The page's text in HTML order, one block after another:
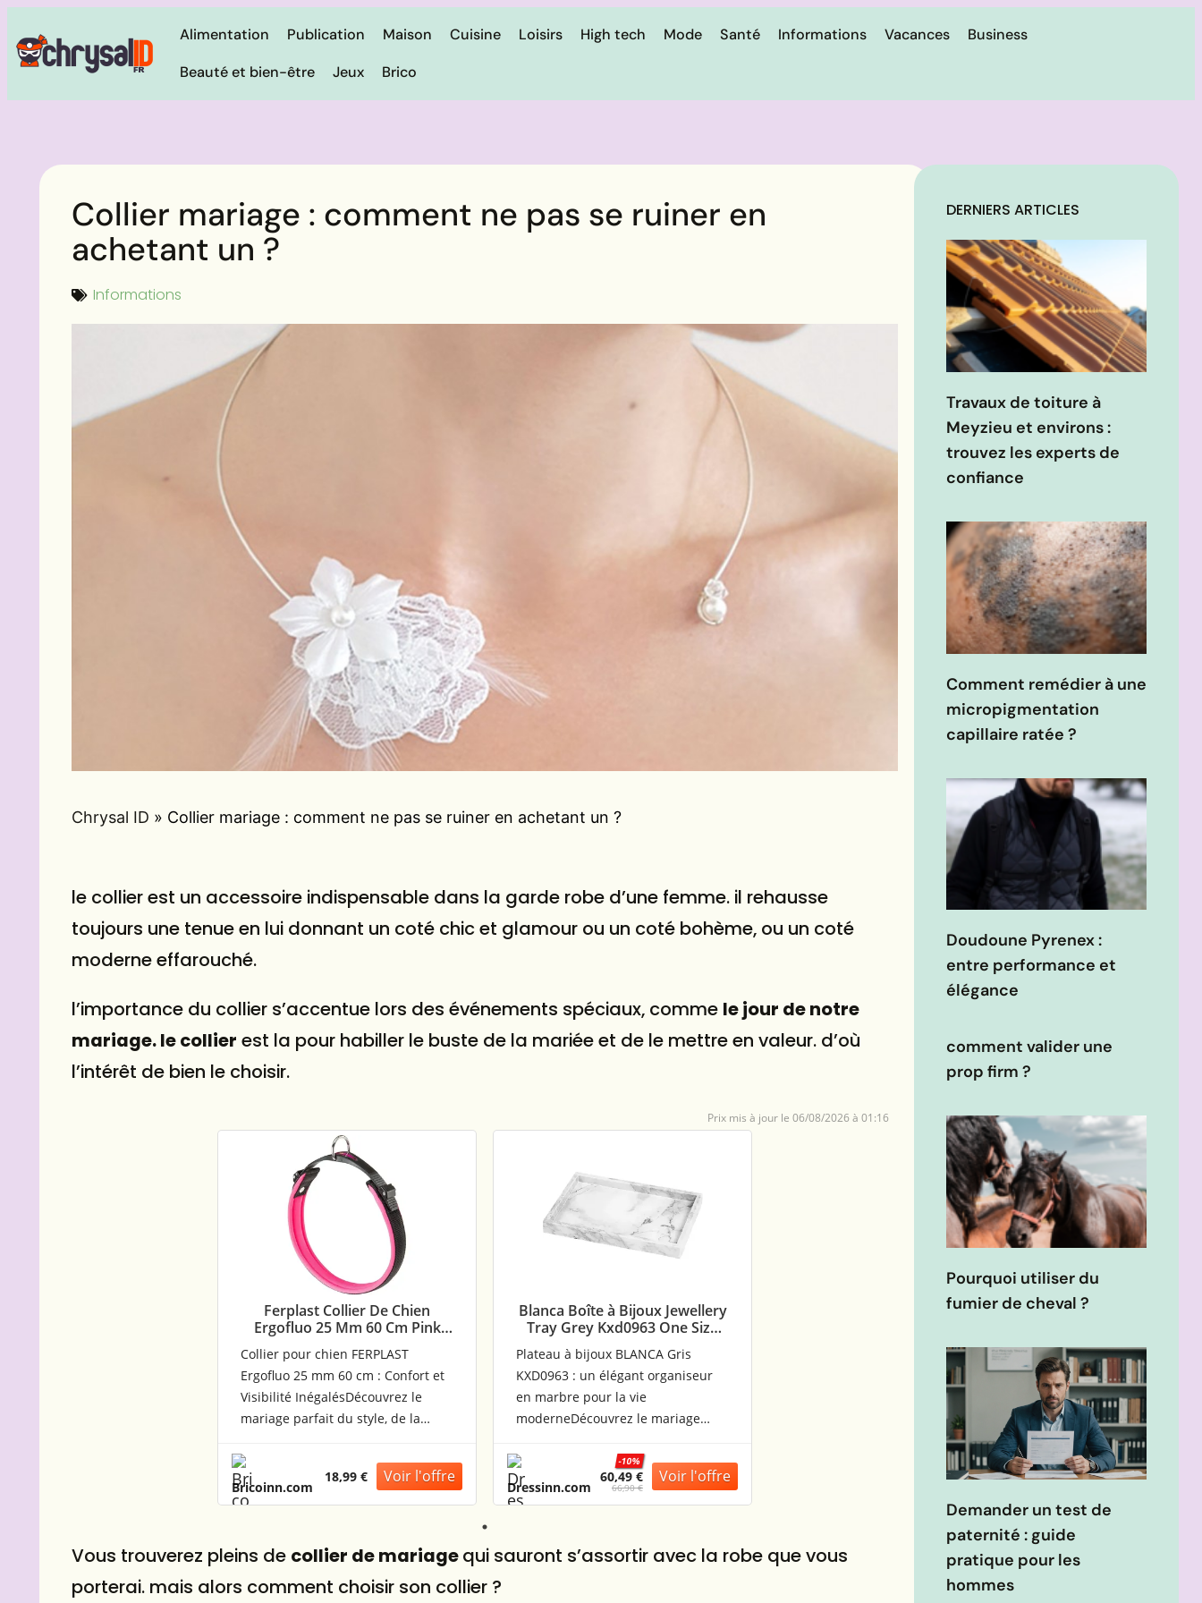
Alimentation Publication Maison Cuisine Loisirs High tech Mode Santé Informations Vacances
Business
Beauté et bien-être
Jeux Brico
Collier mariage : comment ne pas se ruiner en
achetant un ?
Informations
Chrysal ID » Collier mariage : comment ne pas se ruiner en achetant un ?
le collier est un accessoire indispensable dans la garde robe d’une femme. il rehausse
toujours une tenue en lui donnant un coté chic et glamour ou un coté bohème, ou un coté
moderne effarouché.
l’importance du collier s’accentue lors des événements spéciaux, comme le jour de notre
mariage. le collier est la pour habiller le buste de la mariée et de le mettre en valeur. d’où
l’intérêt de bien le choisir.
06/08/2026 à 01:16
Ferplast Collier De Chien
Ergofluo 25 Mm 60 Cm Pink
One Size
Collier pour chien FERPLAST
Ergofluo 25 mm 60 cm : Confort et
Visibilité InégalésDécouvrez le
mariage parfait du style, de la
collier pour chien FERPLAST
Ergofluo 25 mm 60 cm. Conçu pour
les propriétaires de chiens
être de leur animal, ce collier
Ferplast envers l´innovation et la
Bricoinn.com
18,99 €
Blanca Boîte à Bijoux Jewellery
Tray Grey Kxd0963 One Size
Homme,Femme
Plateau à bijoux BLANCA Gris
KXD0963 : un élégant organiseur
en marbre pour la vie
moderneDécouvrez le mariage
fonction avec le plateau à bijoux
BLANCA en gris (KXD0963). Mettez
fin à la recherche quotidienne de
colliers emmêlés et apportez une
Dressinn.com
60,49 €
-10%
66,90 €
Vous trouverez pleins de collier de mariagequi sauront s’assortir avec la robe que vous
porterai. mais alors comment choisir son collier ?
DERNIERS ARTICLES
Travaux de toiture à
Meyzieu et environs :
trouvez les experts de
confiance
Comment remédier à une
micropigmentation
capillaire ratée ?
Doudoune Pyrenex :
entre performance et
élégance
comment valider une
prop firm ?
Pourquoi utiliser du
fumier de cheval ?
Demander un test de
paternité : guide
pratique pour les
hommes